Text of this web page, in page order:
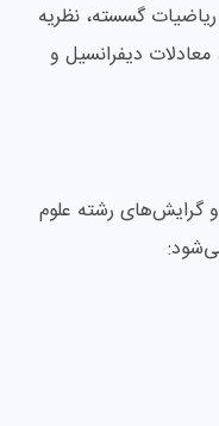
گسسته، نظریه
دیفرانسیل و
گرایش‌های رشته علوم